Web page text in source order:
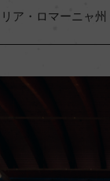
ア・ロマーニャ